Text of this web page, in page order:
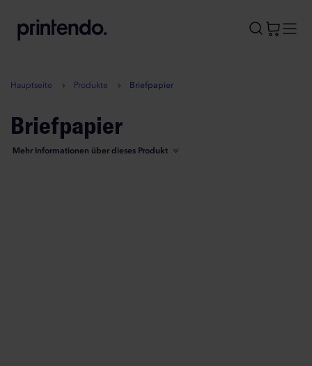
A
Hauptseite Produkte Briefpapier
Briefpapier
Mehr Informationen über dieses Produkt